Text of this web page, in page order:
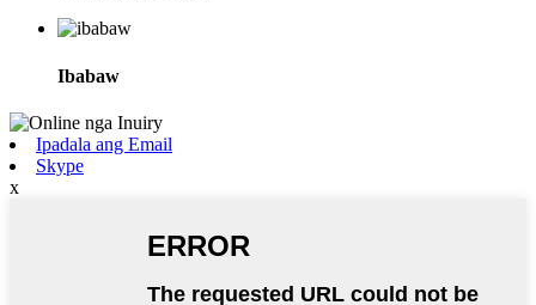
Ibabaw
Ipadala ang Email
Skype
x